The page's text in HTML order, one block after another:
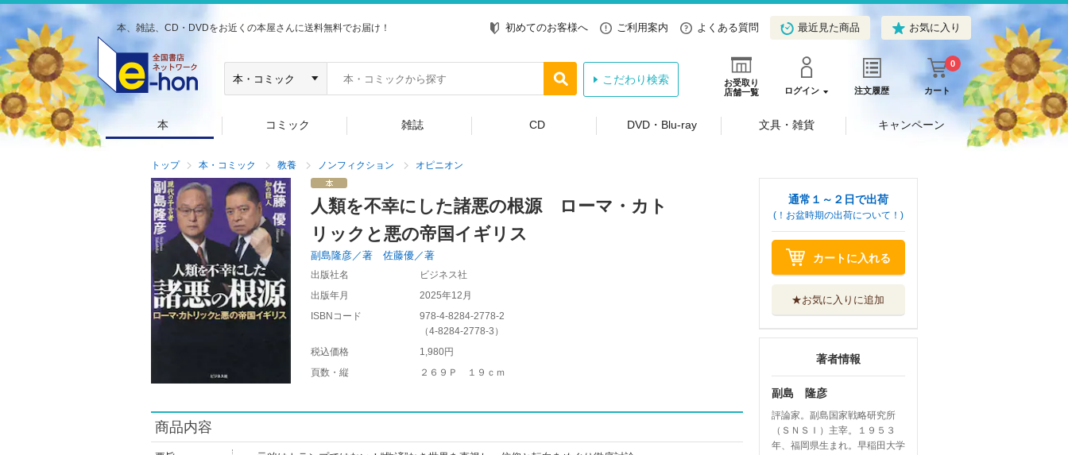
本、雑誌、CD・DVDをお近くの本屋さんに送料無料でお届け！ 初めてのお客様へ ご利用案内 よくある質問 最近見た商品 お気に入り
お受取り
店舗一覧
ログイン 注文履歴 カート
0
こだわり検索
本 コミック 雑誌 CD DVD・Blu-ray 文具・雑貨 キャンペーン
トップ 本・コミック 教養 ノンフィクション オピニオン
人類を不幸にした諸悪の根源 ローマ・カト
リックと悪の帝国イギリス
副島隆彦／著 佐藤優／著
出版社名
ビジネス社
出版年月
2025年12月
ISBNコード
978-4-8284-2778-2
（4-8284-2778-3 ）
税込価格
1,980円
頁数・縦
２６９Ｐ １９ｃｍ
商品内容
通常１～２日で出荷
(！お盆時期の出荷について！)
カートに入れる
★お気に入りに追加
著者情報
副島 隆彦
評論家。副島国家戦略研究所
（ＳＮＳＩ）主宰。１９５３
年、福岡県生まれ。早稲田大学